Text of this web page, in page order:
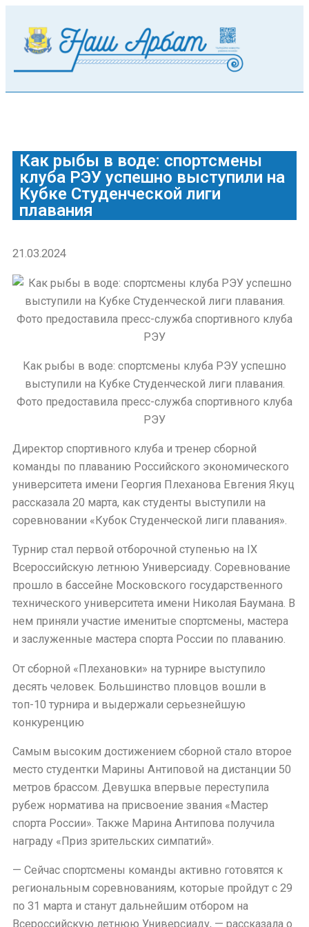
Как рыбы в воде: спортсмены
клуба РЭУ успешно выступили на
Кубке Студенческой лиги
плавания
21.03.2024
Как рыбы в воде: спортсмены клуба РЭУ успешно
выступили на Кубке Студенческой лиги плавания.
Фото предоставила пресс-служба спортивного клуба
РЭУ
Директор спортивного клуба и тренер сборной
команды по плаванию Российского экономического
университета имени Георгия Плеханова Евгения Якуц
рассказала 20 марта, как студенты выступили на
соревновании «Кубок Студенческой лиги плавания».
Турнир стал первой отборочной ступенью на IX
Всероссийскую летнюю Универсиаду. Соревнование
прошло в бассейне Московского государственного
технического университета имени Николая Баумана. В
нем приняли участие именитые спортсмены, мастера
и заслуженные мастера спорта России по плаванию.
От сборной «Плехановки» на турнире выступило
десять человек. Большинство пловцов вошли в
топ-10 турнира и выдержали серьезнейшую
конкуренцию
Самым высоким достижением сборной стало второе
место студентки Марины Антиповой на дистанции 50
метров брассом. Девушка впервые переступила
рубеж норматива на присвоение звания «Мастер
спорта России». Также Марина Антипова получила
награду «Приз зрительских симпатий».
— Сейчас спортсмены команды активно готовятся к
региональным соревнованиям, которые пройдут с 29
по 31 марта и станут дальнейшим отбором на
Всероссийскую летнюю Универсиаду, — рассказала о